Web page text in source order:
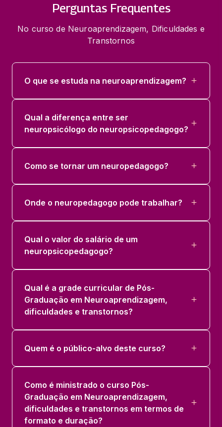
Perguntas Frequentes
No curso de Neuroaprendizagem, Dificuldades e
Transtornos
O que se estuda na neuroaprendizagem?
Qual a diferença entre ser
neuropsicólogo do neuropsicopedagogo?
Como se tornar um neuropedagogo?
Onde o neuropedagogo pode trabalhar?
Qual o valor do salário de um
neuropsicopedagogo?
Qual é a grade curricular de Pós-
Graduação em Neuroaprendizagem,
dificuldades e transtornos?
Quem é o público-alvo deste curso?
Como é ministrado o curso Pós-
Graduação em Neuroaprendizagem,
dificuldades e transtornos em termos de
formato e duração?